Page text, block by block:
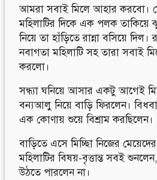
আমরা সবাই মিলে আহার করবো।
মহিলাটির দিকে এক পলক তাকিয়ে
নিয়ে তা হাঁড়িতে রান্না বসিয়ে দিল।
নবাগতা মহিলাটি সহ তারা সবাই
করলো।
সন্ধ্যা ঘনিয়ে আসার একটু আগেই
বন্যআলু নিয়ে বাড়ি ফিরলেন।
এক কোণায় শুয়ে বিশ্রাম করছিলেন।
বাড়িতে এসে মিচ্ছিা নিজের
মহিলাটির বিষয়-বৃত্তান্ত সবই
উঠতে পারলেন না।